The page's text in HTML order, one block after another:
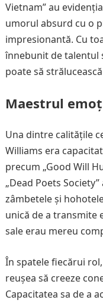
Vietnam” au
umorul absurd cu o
impresionantă. Cu
înnebunit de talentul
poate să
Maestrul
Una dintre calitățile
Williams era
precum „Good Will
„Dead Poets
zâmbetele și
unică de a transmite
sale erau mereu
În spatele fiecărui
reușea să creeze
Capacitatea sa de a